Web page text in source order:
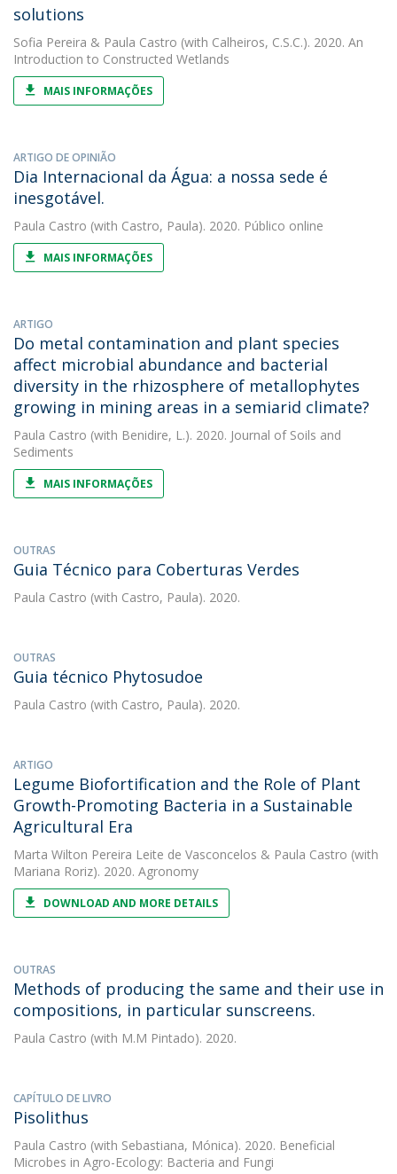
solutions
Sofia Pereira & Paula Castro (with Calheiros, C.S.C.). 2020. An
Introduction to Constructed Wetlands
MAIS INFORMAÇÕES
ARTIGO DE OPINIÃO
Dia Internacional da Água: a nossa sede é
inesgotável.
Paula Castro (with Castro, Paula). 2020. Público online
MAIS INFORMAÇÕES
ARTIGO
Do metal contamination and plant species
affect microbial abundance and bacterial
diversity in the rhizosphere of metallophytes
growing in mining areas in a semiarid climate?
Paula Castro (with Benidire, L.). 2020. Journal of Soils and
Sediments
MAIS INFORMAÇÕES
OUTRAS
Guia Técnico para Coberturas Verdes
Paula Castro (with Castro, Paula). 2020.
OUTRAS
Guia técnico Phytosudoe
Paula Castro (with Castro, Paula). 2020.
ARTIGO
Legume Biofortification and the Role of Plant
Growth-Promoting Bacteria in a Sustainable
Agricultural Era
Marta Wilton Pereira Leite de Vasconcelos & Paula Castro (with
Mariana Roriz). 2020. Agronomy
DOWNLOAD AND MORE DETAILS
OUTRAS
Methods of producing the same and their use in
compositions, in particular sunscreens.
Paula Castro (with M.M Pintado). 2020.
CAPÍTULO DE LIVRO
Pisolithus
Paula Castro (with Sebastiana, Mónica). 2020. Beneficial
Microbes in Agro-Ecology: Bacteria and Fungi